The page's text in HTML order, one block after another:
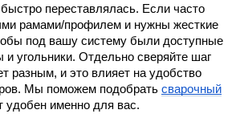
переставлялась. Если часто
рамами/профилем и нужны жесткие
под вашу систему были доступные
угольники. Отдельно сверяйте шаг
разным, и это влияет на удобство
Мы поможем подобрать сварочный
удобен именно для вас.